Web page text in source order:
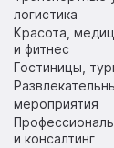
логистика
Красота,
и фитнес
Гостиницы,
мероприятия
и консалтинг